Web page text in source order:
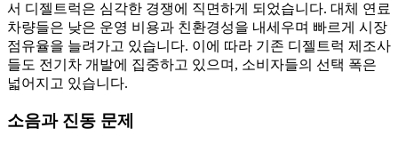
서 디젤트럭은 심각한 경쟁에 직면하게 되었습니다. 대체 연료
차량들은 낮은 운영 비용과 친환경성을 내세우며 빠르게 시장
점유율을 늘려가고 있습니다. 이에 따라 기존 디젤트럭 제조사
들도 전기차 개발에 집중하고 있으며, 소비자들의 선택 폭은
넓어지고 있습니다.
소음과 진동 문제